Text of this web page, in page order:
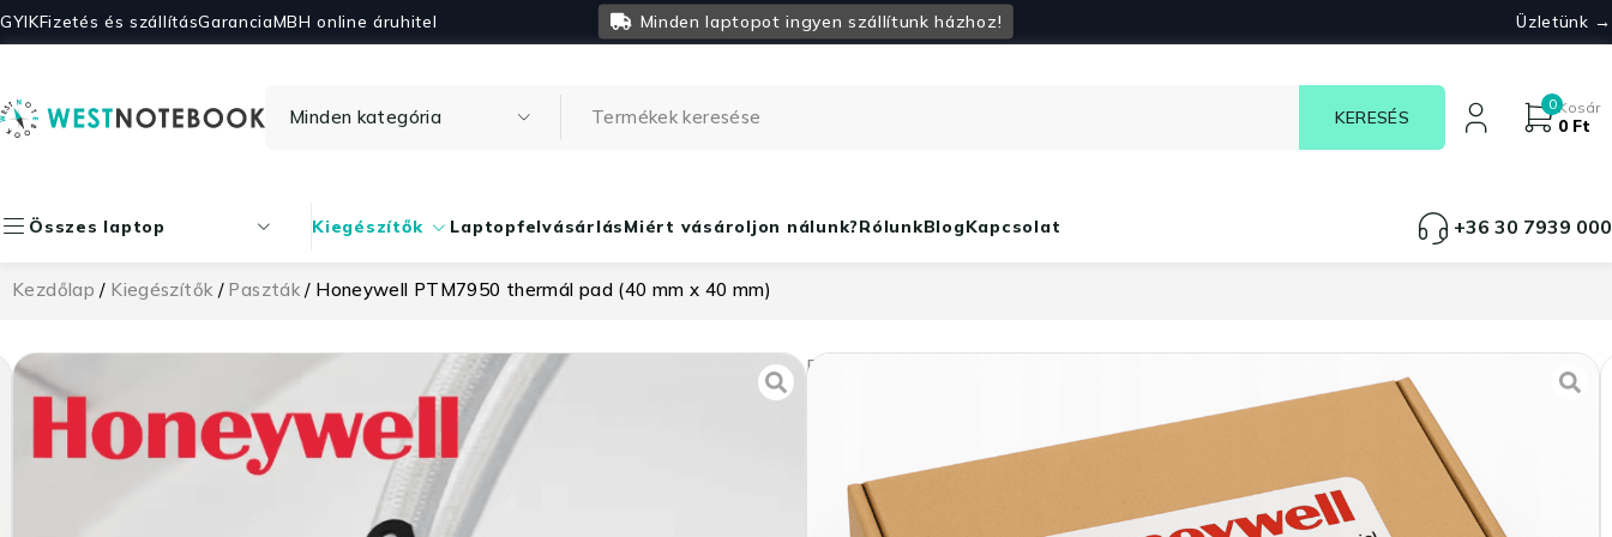
GYIKFizetés és szállításGarancia Minden laptopot ingyen szállítunk házhoz!
MBH online áruhitel Üzletünk →
0Kosár
0 Ft
Összes laptop Kiegészítők LaptopfelvásárlásMiért vásároljon nálunk?RólunkBlogKapcsolat +36 30 7939 000
Kezdőlap / Kiegészítők / Paszták / Honeywell PTM7950 thermál pad (40 mm x 40 mm)
Paszták
Honeywell PTM7950 thermál pad (40 mm x
11 db elérhető